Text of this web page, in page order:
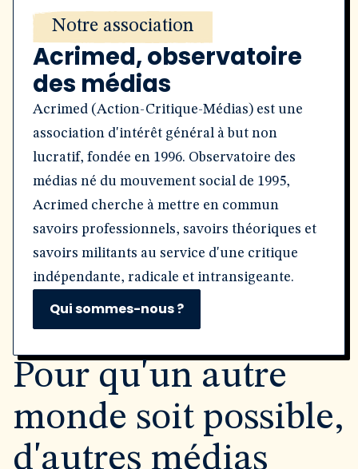
Notre association
Acrimed, observatoire
des médias
Acrimed (Action-Critique-Médias) est une
association d'intérêt général à but non
lucratif, fondée en 1996. Observatoire des
médias né du mouvement social de 1995,
Acrimed cherche à mettre en commun
savoirs professionnels, savoirs théoriques et
savoirs militants au service d'une critique
indépendante, radicale et intransigeante.
Qui sommes-nous ?
Pour qu'un autre
monde soit possible,
d'autres médias